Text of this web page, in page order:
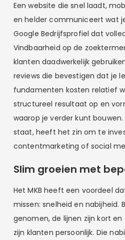
Een website die snel laadt,
en helder communiceert wat
Google Bedrijfsprofiel dat
Vindbaarheid op de
klanten daadwerkelijk
reviews die bevestigen dat je
fundamenten kosten relatief
structureel resultaat op en
waarop je verder kunt bouwen.
staat, heeft het zin om te
contentmarketing of social
Slim groeien met
Het MKB heeft een voordeel
missen: snelheid en nabijheid.
genomen, de lijnen zijn kort
zijn klanten persoonlijk. Die